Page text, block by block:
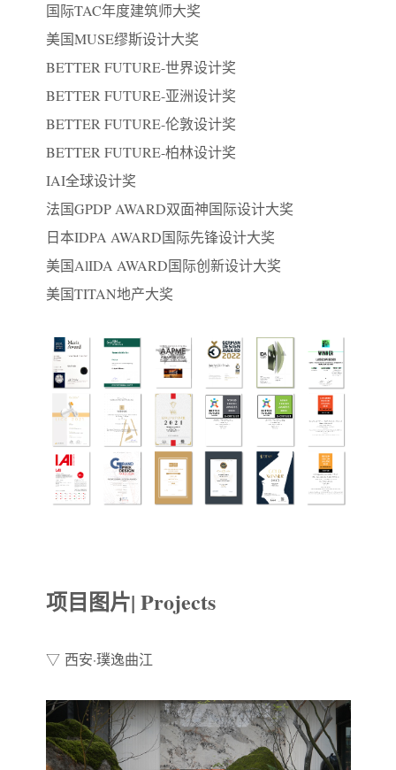
国际TAC年度建筑师大奖
美国MUSE缪斯设计大奖
BETTER FUTURE-世界设计奖
BETTER FUTURE-亚洲设计奖
BETTER FUTURE-伦敦设计奖
BETTER FUTURE-柏林设计奖
IAI全球设计奖
法国GPDP AWARD双面神国际设计大奖
日本IDPA AWARD国际先锋设计大奖
美国AlIDA AWARD国际创新设计大奖
美国TITAN地产大奖
项目图片| Projects
▽ 西安·璞逸曲江